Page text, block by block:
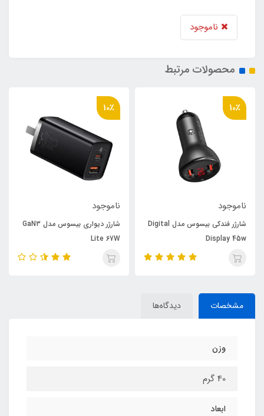
ناموجود
محصولات مرتبط
10٪
ناموجود
شارژر فندکی بیسوس مدل Digital
Display 45w
10٪
ناموجود
شارژر دیواری بیسوس مدل GaN3
Lite 67W
مشخصات دیدگاه‌ها
وزن
40 گرم
ابعاد